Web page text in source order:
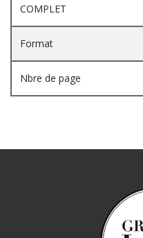
COMPLET
Format
Nbre de page